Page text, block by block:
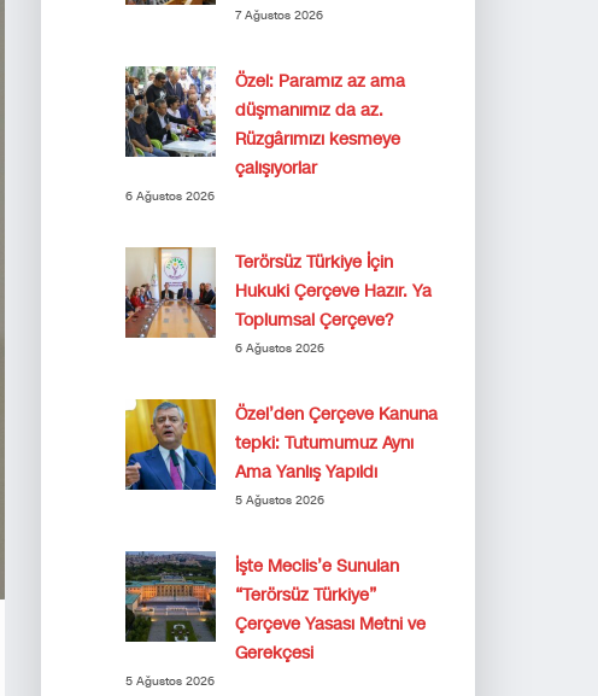
7 Ağustos 2026
Özel: Paramız az ama
düşmanımız da az.
Rüzgârımızı kesmeye
çalışıyorlar
6 Ağustos 2026
Terörsüz Türkiye İçin
Hukuki Çerçeve Hazır. Ya
Toplumsal Çerçeve?
6 Ağustos 2026
Özel’den Çerçeve Kanuna
tepki: Tutumumuz Aynı
Ama Yanlış Yapıldı
5 Ağustos 2026
İşte Meclis’e Sunulan
“Terörsüz Türkiye”
Çerçeve Yasası Metni ve
Gerekçesi
5 Ağustos 2026